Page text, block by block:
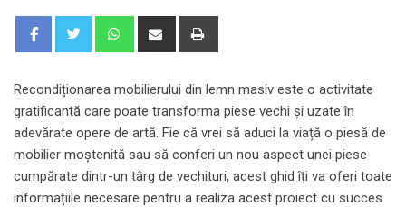
WhatsappShare
Recondiționarea mobilierului din lemn masiv este o activitate
gratificantă care poate transforma piese vechi și uzate în
adevărate opere de artă. Fie că vrei să aduci la viață o piesă de
mobilier moștenită sau să conferi un nou aspect unei piese
cumpărate dintr-un târg de vechituri, acest ghid îți va oferi toate
informațiile necesare pentru a realiza acest proiect cu succes.